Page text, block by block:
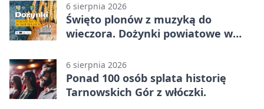
6 sierpnia 2026
Święto plonów z muzyką do
wieczora. Dożynki powiatowe w
6 sierpnia 2026
Ponad 100 osób splata historię
Tarnowskich Gór z włóczki.